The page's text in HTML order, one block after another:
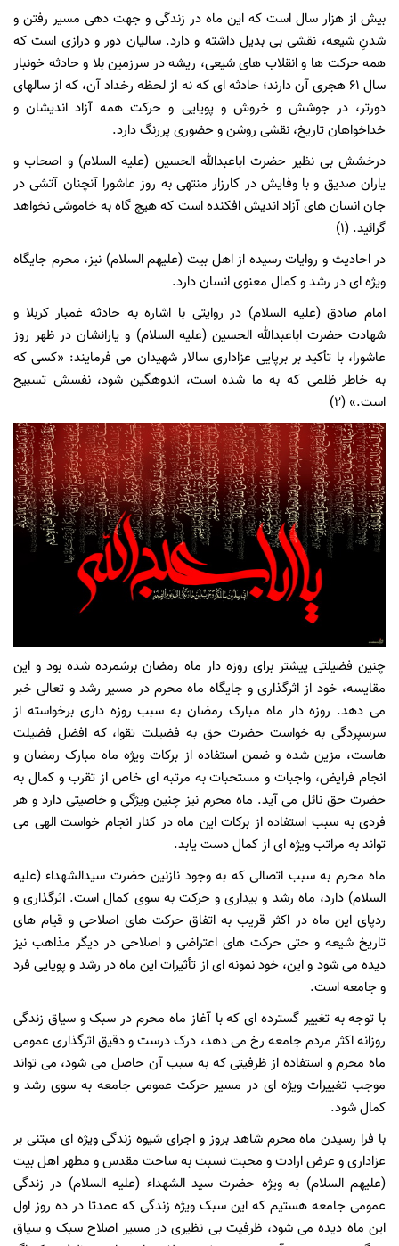
بیش از هزار سال است که این ماه در زندگی و جهت دهی مسیر رفتن و
شدنِ شیعه، نقشی بی بدیل داشته و دارد. سالیان دور و درازی است که
همهحرکت ها وانقلاب هایشیعی، ریشهدر سرزمینبلا وحادثه خونبار
سال 61 هجری آندارند؛ حادثهایکهنه ازلحظه رخدادآن، کهازسالهای
دورتر، در جوشش و خروش و پویایی و حرکت همه آزاد اندیشان و
خداخواهانتاریخ، نقشی روشنوحضوریپررنگدارد.
درخشش بی نظیر حضرت اباعبدالله الحسین (علیه السلام) و اصحاب و
یاران صدیق و با وفایش در کارزار منتهی به روز عاشورا آنچنان آتشی در
جانانسانهایآزاداندیشافکندهاست کههیچگاهبهخاموشینخواهد
گرائید. (1)
دراحادیث و روایات رسیده ازاهل بیت (علیهمالسلام) نیز، محرم جایگاه
ویژهایدر رشدوکمال معنویانساندارد.
امام صادق (علیه السلام) در روایتی با اشاره به حادثه غمبار کربلا و
شهادت حضرت اباعبدالله الحسین (علیه السلام) و یارانشان در ظهر روز
عاشورا، با تأکید بر برپایی عزاداری سالار شهیدان می فرمایند: «کسی که
به خاطر ظلمی که به ما شده است، اندوهگین شود، نفسش تسبیح
است.» (2)
چنین فضیلتی پیشتر برای روزه دار ماه رمضان برشمرده شده بود و این
مقایسه، خود از اثرگذاری و جایگاه ماه محرم در مسیر رشد و تعالی خبر
می دهد. روزه دار ماه مبارک رمضان به سبب روزه داری برخواسته از
سرسپردگی به خواست حضرت حق به فضیلت تقوا، که افضل فضیلت
هاست، مزین شده و ضمن استفاده از برکات ویژه ماه مبارک رمضان و
انجام فرایض، واجبات و مستحبات به مرتبه ای خاص از تقرب و کمال به
حضرت حق نائل می آید. ماه محرم نیز چنین ویژگی و خاصیتی دارد و هر
فردی به سبب استفاده از برکات این ماه در کنار انجام خواست الهی می
تواندبه مراتبویژهایازکمالدستیابد.
ماه محرم به سبب اتصالی که به وجود نازنین حضرت سیدالشهداء (علیه
السلام) دارد، ماه رشد و بیداری و حرکت به سوی کمال است. اثرگذاری و
ردپای این ماه در اکثر قریب به اتفاق حرکت های اصلاحی و قیام های
تاریخ شیعه و حتی حرکت های اعتراضی و اصلاحی در دیگر مذاهب نیز
دیده میشود واین، خودنمونهایاز تأثیراتاین ماهدر رشد وپویایی فرد
وجامعهاست.
با توجه به تغییر گسترده ای که با آغاز ماه محرم در سبک و سیاق زندگی
روزانهاکثر مردمجامعه رخ میدهد، درکدرستودقیقاثرگذاری عمومی
ماه محرم و استفاده از ظرفیتی که به سبب آن حاصل می شود، می تواند
موجب تغییرات ویژه ای در مسیر حرکت عمومی جامعه به سوی رشد و
کمالشود.
با فرا رسیدن ماه محرم شاهد بروز و اجرای شیوه زندگی ویژه ای مبتنی بر
عزاداریو عرضارادتو محبتنسبتبهساحت مقدسو مطهراهلبیت
(علیهم السلام) به ویژه حضرت سید الشهداء (علیه السلام) در زندگی
عمومی جامعه هستیم که این سبک ویژه زندگی که عمدتا در ده روز اول
این ماه دیده می شود، ظرفیت بی نظیری در مسیر اصلاح سبک و سیاق